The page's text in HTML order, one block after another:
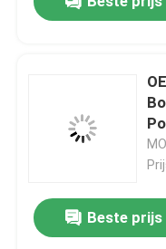
Beste prijs